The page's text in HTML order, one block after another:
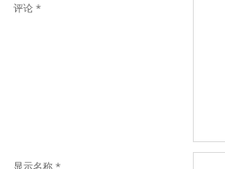
评论 *
显示名称 *